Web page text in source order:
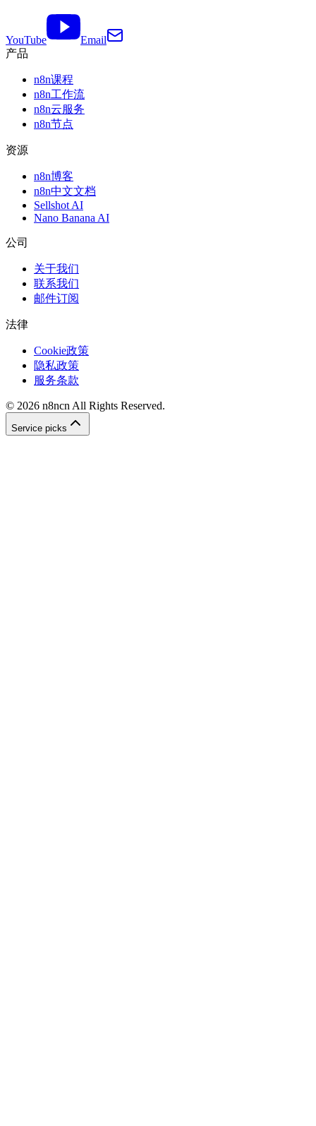
YouTube
Email
产品
n8n课程
n8n工作流
n8n云服务
n8n节点
资源
n8n博客
n8n中文文档
Sellshot AI
Nano Banana AI
公司
关于我们
联系我们
邮件订阅
法律
Cookie政策
隐私政策
服务条款
© 2026 n8ncn All Rights Reserved.
Service picks